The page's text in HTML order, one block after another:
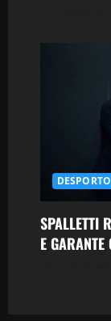
DESPORTO
SPALLETTI
E